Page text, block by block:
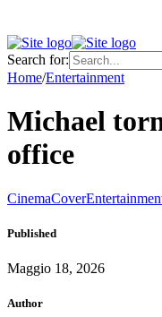
Search for:
Home/Entertainment
Michael
office
CinemaCover
Published
Maggio 18, 2026
Author